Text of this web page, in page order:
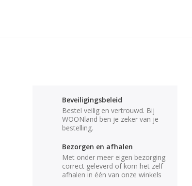
Beveiligingsbeleid
Bestel veilig en vertrouwd. Bij
WOONland ben je zeker van je
bestelling.
Bezorgen en afhalen
Met onder meer eigen bezorging
correct geleverd of kom het zelf
afhalen in één van onze winkels